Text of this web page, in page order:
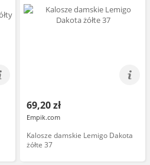
69,20 zł
Empik.com
Kalosze damskie Lemigo Dakota
żółte 37